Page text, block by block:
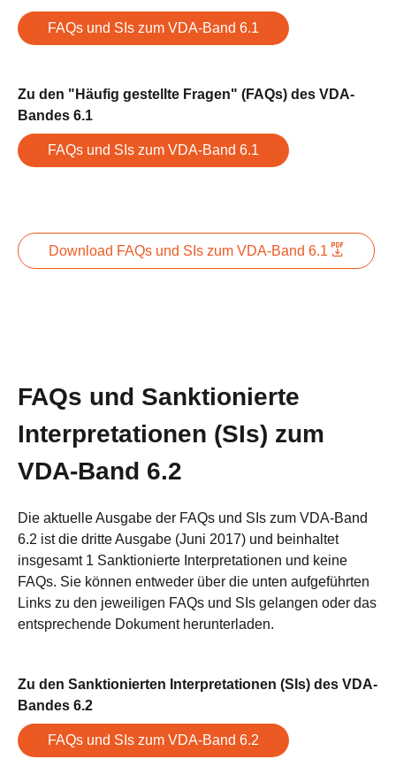
FAQs und SIs zum VDA-Band 6.1
Zu den "Häufig gestellte Fragen" (FAQs) des VDA-
Bandes 6.1
FAQs und SIs zum VDA-Band 6.1
Download FAQs und SIs zum VDA-Band 6.1
FAQs und Sanktionierte
Interpretationen (SIs) zum
VDA-Band 6.2
Die aktuelle Ausgabe der FAQs und SIs zum VDA-Band
6.2 ist die dritte Ausgabe (Juni 2017) und beinhaltet
insgesamt 1 Sanktionierte Interpretationen und keine
FAQs. Sie können entweder über die unten aufgeführten
Links zu den jeweiligen FAQs und SIs gelangen oder das
entsprechende Dokument herunterladen.
Zu den Sanktionierten Interpretationen (SIs) des VDA-
Bandes 6.2
FAQs und SIs zum VDA-Band 6.2